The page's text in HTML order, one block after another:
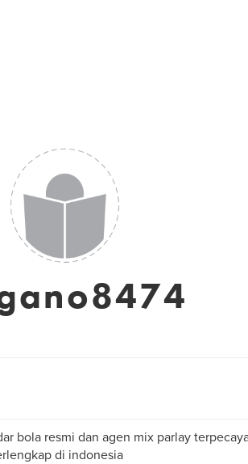
bola resmi dan agen mix parlay
di indonesia